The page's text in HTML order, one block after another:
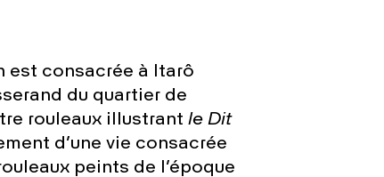
est consacrée à Itarô
du quartier de
rouleaux illustrant le Dit
d’une vie consacrée
peints de l’époque